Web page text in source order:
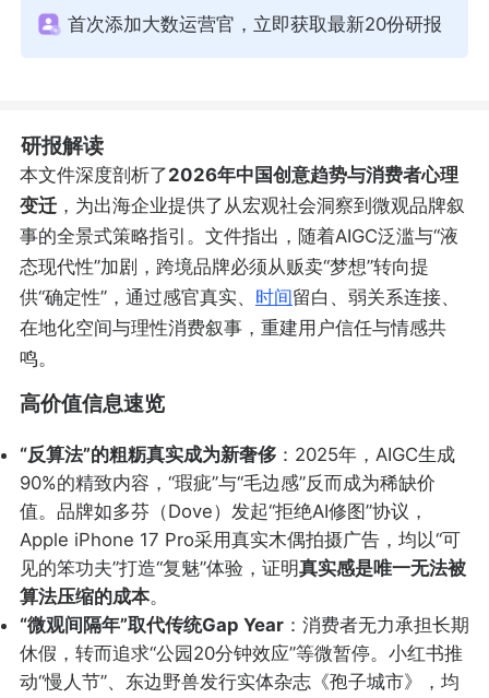
首次添加大数运营官，立即获取最新20份研报
研报解读
本文件深度剖析了2026年中国创意趋势与消费者心理
变迁，为出海企业提供了从宏观社会洞察到微观品牌叙
事的全景式策略指引。文件指出，随着AIGC泛滥与“液
态现代性”加剧，跨境品牌必须从贩卖“梦想”转向提
供“确定性”，通过感官真实、 时间留白、弱关系连接、
在地化空间与理性消费叙事，重建用户信任与情感共
鸣。
高价值信息速览
“反算法”的粗粝真实成为新奢侈：2025年，AIGC生成
90%的精致内容，“瑕疵”与“毛边感”反而成为稀缺价
值。品牌如多芬（Dove）发起“拒绝AI修图”协议，
Apple iPhone 17 Pro采用真实木偶拍摄广告，均以“可
见的笨功夫”打造“复魅”体验，证明真实感是唯一无法被
算法压缩的成本。
“微观间隔年”取代传统Gap Year：消费者无力承担长期
休假，转而追求“公园20分钟效应”等微暂停。小红书推
动“慢人节”、东边野兽发行实体杂志《孢子城市》，均